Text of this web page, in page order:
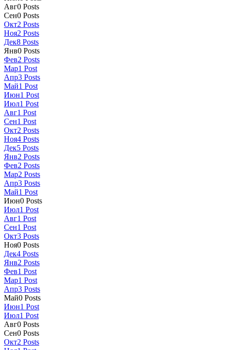
Авг0 Posts
Сен0 Posts
Окт2 Posts
Ноя2 Posts
Дек8 Posts
Янв0 Posts
Фев2 Posts
Мар1 Post
Апр3 Posts
Май1 Post
Июн1 Post
Июл1 Post
Авг1 Post
Сен1 Post
Окт2 Posts
Ноя4 Posts
Дек5 Posts
Янв2 Posts
Фев2 Posts
Мар2 Posts
Апр3 Posts
Май1 Post
Июн0 Posts
Июл1 Post
Авг1 Post
Сен1 Post
Окт3 Posts
Ноя0 Posts
Дек4 Posts
Янв2 Posts
Фев1 Post
Мар1 Post
Апр3 Posts
Май0 Posts
Июн1 Post
Июл1 Post
Авг0 Posts
Сен0 Posts
Окт2 Posts